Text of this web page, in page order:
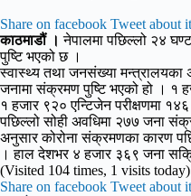
Share on facebook Tweet about it
काठमाडौं । नेपालमा पछिल्लो २४
पुष्टि भएको छ ।
स्वास्थ्य तथा जनसंख्या मन्त्रालयका
जनामा संक्रमण पुष्टि भएको हो । १
१ हजार ९२० एन्टिजेन परीक्षणमा
पछिल्लो सोही अवधिमा २७७ जना
अनुसार कोरोना संक्रमणका कारण
। हाल देशभर ४ हजार ३६९ जना
(Visited 104 times, 1 visits today)
Share on facebook Tweet about it